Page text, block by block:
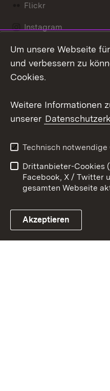
Flickr
Instagram
Social Wall
Link zum Landesportal
Barrierefreiheit
Impressum
Um unsere Webseite
und verbessern zu
Cookies.
Weitere Informationen
unserer
Technisch notwendige
Drittanbieter-Cookies
Facebook, X / Twitter
gesamten Webseite
Akzeptieren